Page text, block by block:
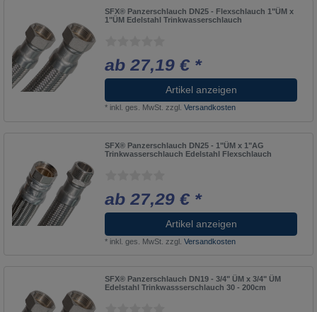
SFX® Panzerschlauch DN25 - Flexschlauch 1"ÜM x
1"ÜM Edelstahl Trinkwasserschlauch
ab 27,19 € *
Artikel anzeigen
* inkl. ges. MwSt. zzgl.Versandkosten
SFX® Panzerschlauch DN25 - 1"ÜM x 1"AG
Trinkwasserschlauch Edelstahl Flexschlauch
ab 27,29 € *
Artikel anzeigen
* inkl. ges. MwSt. zzgl.Versandkosten
SFX® Panzerschlauch DN19 - 3/4" ÜM x 3/4" ÜM
Edelstahl Trinkwassserschlauch 30 - 200cm